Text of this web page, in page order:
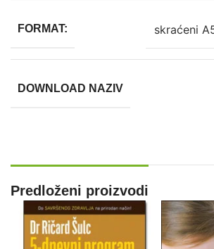
FORMAT: skraćeni
DOWNLOAD NAZIV
Predloženi proizvodi